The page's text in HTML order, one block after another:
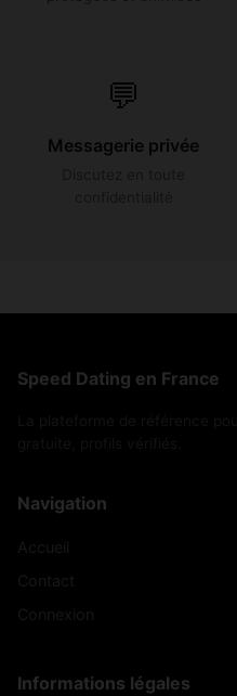
💬
Messagerie privée
Speed Dating en France
Navigation
Informations légales